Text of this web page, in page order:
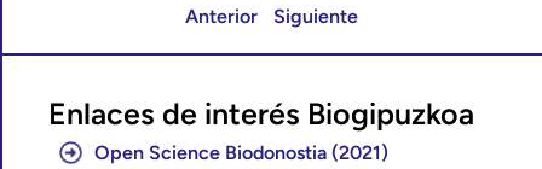
Anterior Siguiente
Enlaces de interés Biogipuzkoa
Open Science Biodonostia (2021)